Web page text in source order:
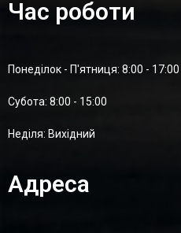
Час роботи
Понеділок - П'ятниця: 8:00 - 17:00
Суботa: 8:00 - 15:00
Неділя: Вихідний
Адреса